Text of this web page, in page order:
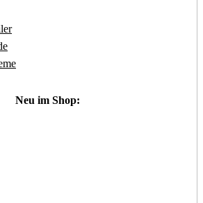
Neu im Shop: